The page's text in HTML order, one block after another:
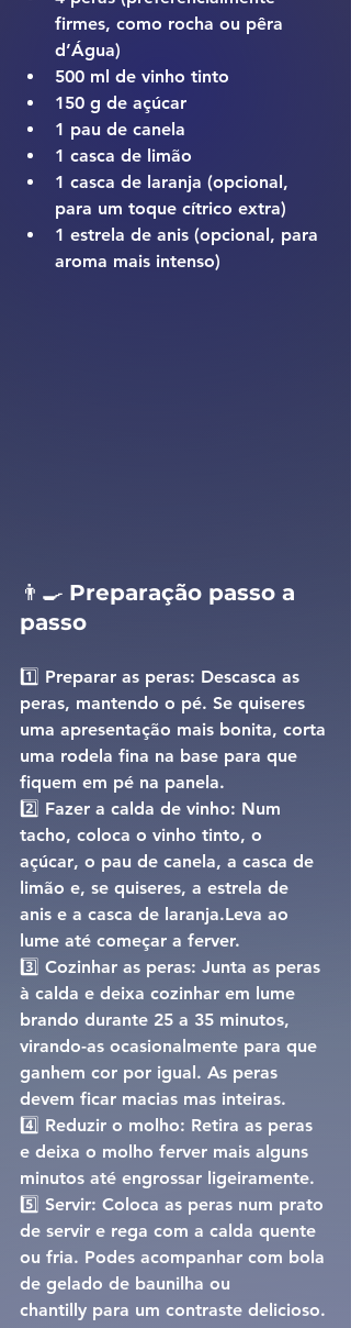
firmes, como rocha ou pêra
d’Água)
500 ml de vinho tinto
150 g de açúcar
1 pau de canela
1 casca de limão
1 casca de laranja (opcional,
para um toque cítrico extra)
1 estrela de anis (opcional, para
aroma mais intenso)
👨‍🍳 Preparação passo a
passo
1️⃣ Preparar as peras: Descasca as
peras, mantendo o pé. Se quiseres
uma apresentação mais bonita, corta
uma rodela fina na base para que
fiquem em pé na panela.
2️⃣ Fazer a calda de vinho: Num
tacho, coloca o vinho tinto, o
açúcar, o pau de canela, a casca de
limão e, se quiseres, a estrela de
anis e a casca de laranja.Leva ao
lume até começar a ferver.
3️⃣ Cozinhar as peras: Junta as peras
à calda e deixa cozinhar em lume
brando durante 25 a 35 minutos,
virando-as ocasionalmente para que
ganhem cor por igual. As peras
devem ficar macias mas inteiras.
4️⃣ Reduzir o molho: Retira as peras
e deixa o molho ferver mais alguns
minutos até engrossar ligeiramente.
5️⃣ Servir: Coloca as peras num prato
de servir e rega com a calda quente
ou fria. Podes acompanhar com bola
de gelado de baunilha ou
chantilly para um contraste delicioso.